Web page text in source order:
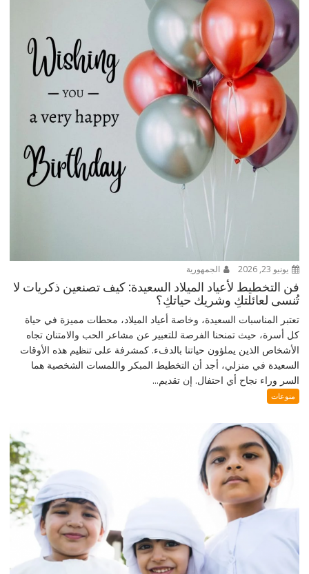
يونيو 23, 2026 الجمهورية
فن التخطيط لأعياد الميلاد السعيدة: كيف تصنعين ذكريات لا
تُنسى لعائلتكِ وشريك حياتكِ؟
تعتبر المناسبات السعيدة، وخاصة أعياد الميلاد، محطات مميزة في حياة
كل أسرة، حيث تمنحنا الفرصة للتعبير عن مشاعر الحب والامتنان تجاه
الأشخاص الذين يملؤون حياتنا بالدفء. كمشرفة على تنظيم هذه الأوقات
السعيدة في منزلي، أجد أن التخطيط المبكر واللمسات الشخصية هما
السر وراء نجاح أي احتفال. إن تقديم...
منوعات